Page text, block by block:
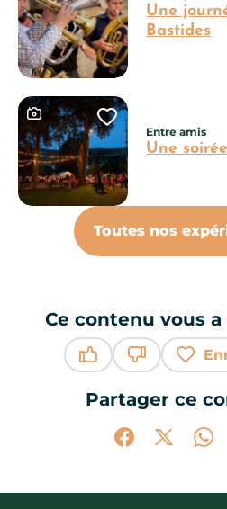
Une
Bastides
Une
Entre amis
Ce contenu contient une
Ajouter
Toutes nos
Ce contenu vous
Partager ce
Partager sur